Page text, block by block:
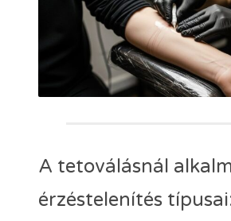
A tetoválásnál
érzéstelenítés